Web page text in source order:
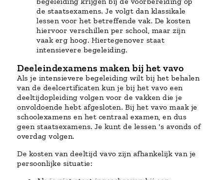
de staatsexamens. Je volgt dan klassikale
lessen voor het betreffende vak. De kosten
hiervoor verschillen per school, maar zijn
vaak erg hoog. Hiertegenover staat
intensievere begeleiding.
Deeleindexamens maken bij het vavo
Als je intensievere begeleiding wilt bij het behalen
van de deelcertificaten kun je bij het vavo een
deeltijdopleiding volgen voor de vakken die je
onvoldoende hebt afgesloten. Bij het vavo maak je
schoolexamens en het centraal examen, en dus
geen staatsexamens. Je kunt de lessen 's avonds of
overdag volgen.
De kosten van deeltijd vavo zijn afhankelijk van je
persoonlijke situatie: